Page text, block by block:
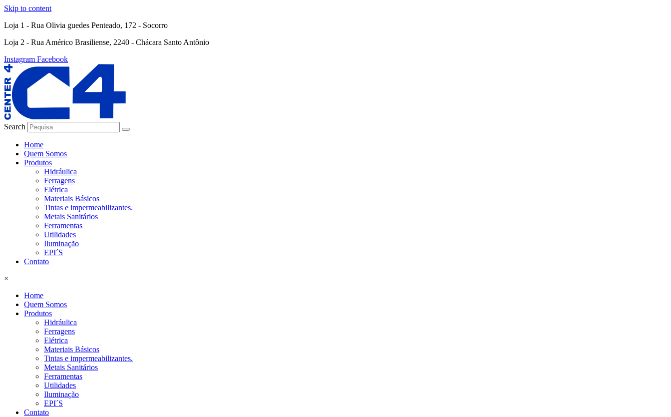
Skip to content
Loja 1 - Rua Olivia guedes Penteado, 172 - Socorro
Loja 2 - Rua Américo Brasiliense, 2240 - Chácara Santo Antônio
Instagram Facebook
Search
Home
Quem Somos
Produtos
Hidráulica
Ferragens
Elétrica
Materiais Básicos
Tintas e impermeabilizantes.
Metais Sanitários
Ferramentas
Utilidades
Iluminação
EPI´S
Contato
×
Home
Quem Somos
Produtos
Hidráulica
Ferragens
Elétrica
Materiais Básicos
Tintas e impermeabilizantes.
Metais Sanitários
Ferramentas
Utilidades
Iluminação
EPI´S
Contato